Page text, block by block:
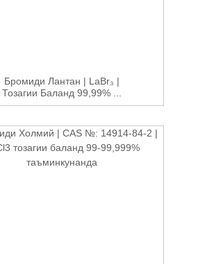
Бромиди Лантан | LaBr₃ |
Тозагии Баланд 99,99% ...